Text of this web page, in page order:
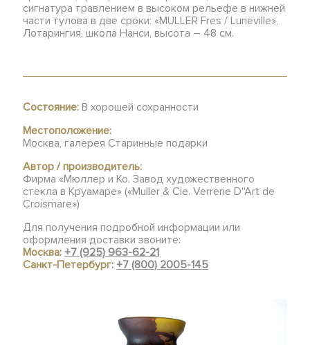
сигнатура травлением в высоком рельефе в нижней
части тулова в две сроки: «MULLER Fres / Luneville»,
Лотарингия, школа Нанси, высота – 48 см.
Состояние: В хорошей сохранности
Местоположение:
Москва, галерея Старинные подарки
Автор / производитель:
Фирма «Мюллер и Ко. Завод художественного
стекла в Круамаре» («Muller & Cie. Verrerie D''Art de
Croismare»)
Для получения подробной информации или
оформления доставки звоните:
Москва:+7 (925) 963-62-21
Санкт-Петербург:+7 (800) 2005-145